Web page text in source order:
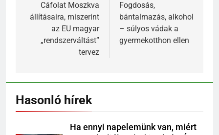
Cáfolat Moszkva
állításaira, miszerint
az EU magyar
„rendszerváltást”
tervez
Fogdosás,
bántalmazás, alkohol
– súlyos vádak a
gyermekotthon ellen
Hasonló hírek
Ha ennyi napelemünk van, miért